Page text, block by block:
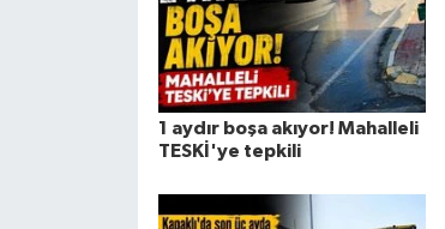
1 aydır boşa akıyor! Mahalleli
TESKİ'ye tepkili